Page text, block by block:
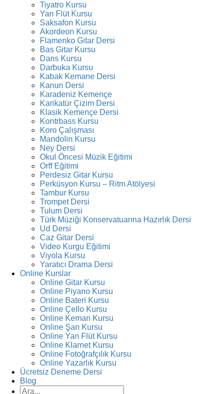
Tiyatro Kursu
Yan Flüt Kursu
Saksafon Kursu
Akordeon Kursu
Flamenko Gitar Dersi
Bas Gitar Kursu
Dans Kursu
Darbuka Kursu
Kabak Kemane Dersi
Kanun Dersi
Karadeniz Kemençe
Karikatür Çizim Dersi
Klasik Kemençe Dersi
Kontrbass Kursu
Koro Çalışması
Mandolin Kursu
Ney Dersi
Okul Öncesi Müzik Eğitimi
Orff Eğitimi
Perdesiz Gitar Kursu
Perküsyon Kursu – Ritm Atölyesi
Tambur Kursu
Trompet Dersi
Tulum Dersi
Türk Müziği Konservatuarına Hazırlık Dersi
Ud Dersi
Caz Gitar Dersi
Video Kurgu Eğitimi
Viyola Kursu
Yaratıcı Drama Dersi
Online Kurslar
Online Gitar Kursu
Online Piyano Kursu
Online Bateri Kursu
Online Çello Kursu
Online Keman Kursu
Online Şan Kursu
Online Yan Flüt Kursu
Online Klarnet Kursu
Online Fotoğrafçılık Kursu
Online Yazarlık Kursu
Ücretsiz Deneme Dersi
Blog
Ara: